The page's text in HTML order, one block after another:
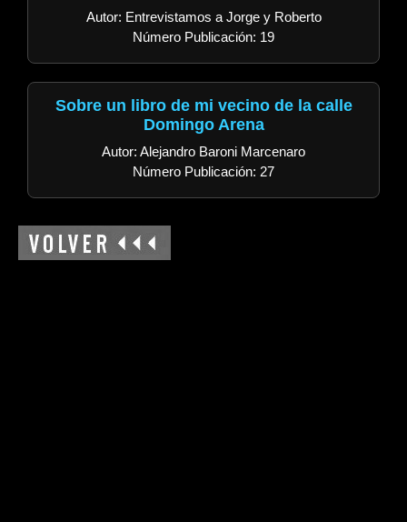
Autor: Entrevistamos a Jorge y Roberto
Número Publicación: 19
Sobre un libro de mi vecino de la calle
Domingo Arena
Autor: Alejandro Baroni Marcenaro
Número Publicación: 27